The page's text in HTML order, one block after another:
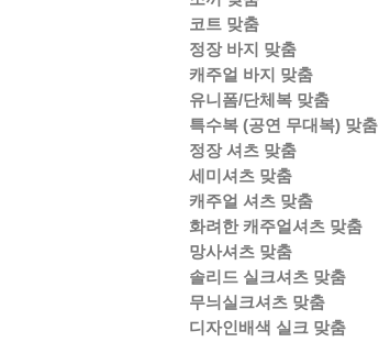
코트 맞춤
정장 바지 맞춤
캐주얼 바지 맞춤
유니폼/단체복 맞춤
특수복 (공연 무대복) 맞춤
정장 셔츠 맞춤
세미셔츠 맞춤
캐주얼 셔츠 맞춤
화려한 캐주얼셔츠 맞춤
망사셔츠 맞춤
솔리드 실크셔츠 맞춤
무늬실크셔츠 맞춤
디자인배색 실크 맞춤